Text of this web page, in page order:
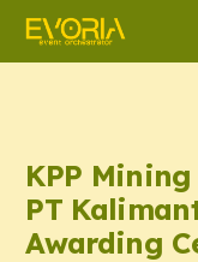
KPP
PT
Awarding